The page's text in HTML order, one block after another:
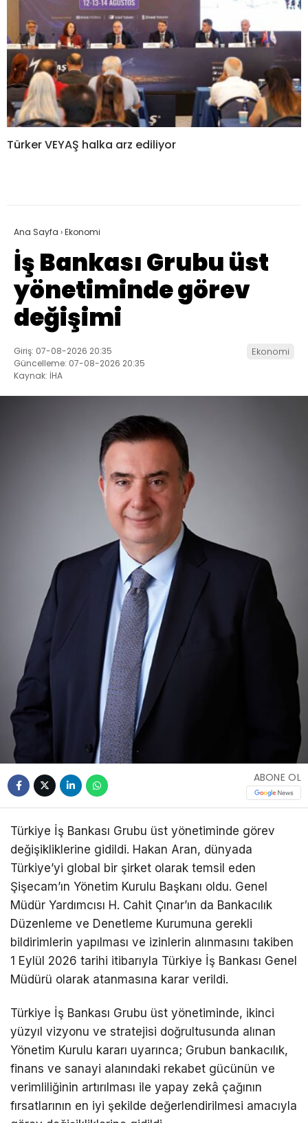
Türker VEYAŞ halka arz ediliyor
Ana Sayfa ›Ekonomi
İş Bankası Grubu üst
yönetiminde görev
değişimi
Giriş: 07-08-2026 20:35
Güncelleme: 07-08-2026 20:35
Kaynak: İHA
Ekonomi
ABONE OL
Türkiye İş Bankası Grubu üst yönetiminde görev
değişikliklerine gidildi. Hakan Aran, dünyada
Türkiye’yi global bir şirket olarak temsil eden
Şişecam’ın Yönetim Kurulu Başkanı oldu. Genel
Müdür Yardımcısı H. Cahit Çınar’ın da Bankacılık
Düzenleme ve Denetleme Kurumuna gerekli
bildirimlerin yapılması ve izinlerin alınmasını takiben
1 Eylül 2026 tarihi itibarıyla Türkiye İş Bankası Genel
Müdürü olarak atanmasına karar verildi.
Türkiye İş Bankası Grubu üst yönetiminde, ikinci
yüzyıl vizyonu ve stratejisi doğrultusunda alınan
Yönetim Kurulu kararı uyarınca; Grubun bankacılık,
finans ve sanayi alanındaki rekabet gücünün ve
verimliliğinin artırılması ile yapay zekâ çağının
fırsatlarının en iyi şekilde değerlendirilmesi amacıyla